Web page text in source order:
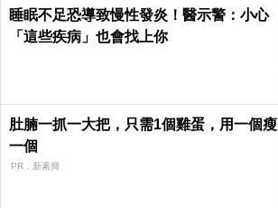
睡眠不足恐導致慢性發炎！醫示警：小心
「這些疾病」也會找上你
肚腩一抓一大把，只需1個雞蛋，用一個瘦
一個
PR．新素簡